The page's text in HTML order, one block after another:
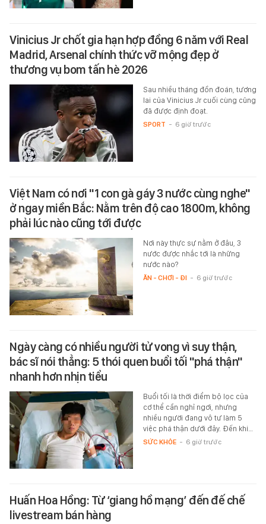
Vinicius Jr chốt gia hạn hợp đồng 6 năm với Real
Madrid, Arsenal chính thức vỡ mộng đẹp ở
thương vụ bom tấn hè 2026
Sau nhiều tháng đồn đoán, tương
lai của Vinicius Jr cuối cùng cũng
đã được định đoạt.
SPORT - 6 giờ trước
Việt Nam có nơi "1 con gà gáy 3 nước cùng nghe"
ở ngay miền Bắc: Nằm trên độ cao 1800m, không
phải lúc nào cũng tới được
Nơi này thực sự nằm ở đâu, 3
nước được nhắc tới là những
nước nào?
ĂN - CHƠI - ĐI - 6 giờ trước
Ngày càng có nhiều người tử vong vì suy thận,
bác sĩ nói thẳng: 5 thói quen buổi tối "phá thận"
nhanh hơn nhịn tiểu
Buổi tối là thời điểm bộ lọc của
cơ thể cần nghỉ ngơi, nhưng
nhiều người đang vô tư làm 5
việc phá thận dưới đây. Đến khi…
SỨC KHỎE - 6 giờ trước
Huấn Hoa Hồng: Từ ‘giang hồ mạng’ đến đế chế
livestream bán hàng